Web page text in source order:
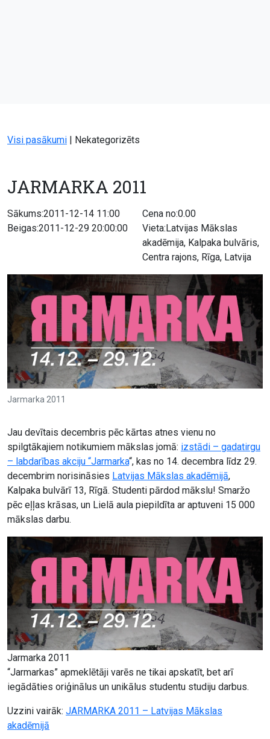
Visi pasākumi | Nekategorizēts
JARMARKA 2011
Sākums:2011-12-14 11:00
Beigas:2011-12-29 20:00:00
Cena no:0.00
Vieta:Latvijas Mākslas
akadēmija, Kalpaka bulvāris,
Centra rajons, Rīga, Latvija
Jarmarka 2011
Jau devītais decembris pēc kārtas atnes vienu no
spilgtākajiem notikumiem mākslas jomā: izstādi – gadatirgu
– labdarības akciju “Jarmarka“, kas no 14. decembra līdz 29.
decembrim norisināsies Latvijas Mākslas akadēmijā,
Kalpaka bulvārī 13, Rīgā. Studenti pārdod mākslu! Smaržo
pēc eļļas krāsas, un Lielā aula piepildīta ar aptuveni 15 000
mākslas darbu.
Jarmarka 2011
“Jarmarkas” apmeklētāji varēs ne tikai apskatīt, bet arī
iegādāties oriģinālus un unikālus studentu studiju darbus.
Uzzini vairāk: JARMARKA 2011 – Latvijas Mākslas
akadēmijā